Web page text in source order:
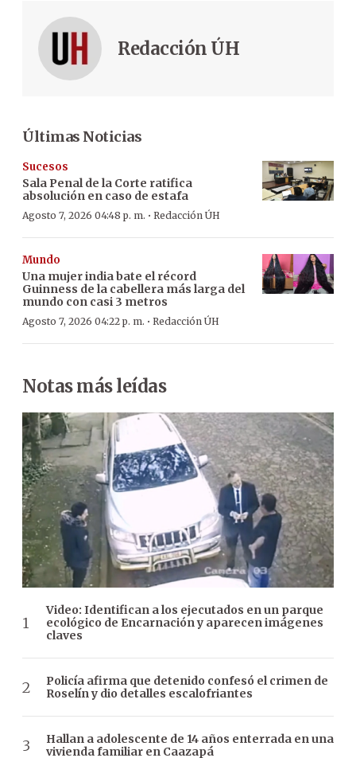
Redacción ÚH
Últimas Noticias
Sucesos
Sala Penal de la Corte ratifica
absolución en caso de estafa
Agosto 7, 2026 04:48 p. m. · Redacción ÚH
Mundo
Una mujer india bate el récord
Guinness de la cabellera más larga del
mundo con casi 3 metros
Agosto 7, 2026 04:22 p. m. · Redacción ÚH
Notas más leídas
Video: Identifican a los ejecutados en un parque
ecológico de Encarnación y aparecen imágenes
claves
Policía afirma que detenido confesó el crimen de
Roselín y dio detalles escalofriantes
Hallan a adolescente de 14 años enterrada en una
vivienda familiar en Caazapá